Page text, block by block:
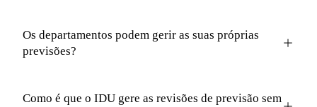
Os departamentos podem gerir as suas próprias
previsões?
Como é que o IDU gere as revisões de previsão sem